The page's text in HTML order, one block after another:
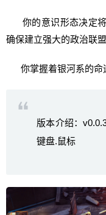
你的意识形态决定将
确保建立强大的政治联
你掌握着银河系的命
版本介绍：
键盘.鼠标